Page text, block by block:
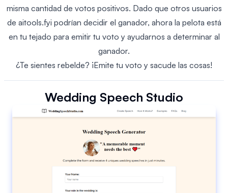
misma cantidad de votos positivos. Dado que otros usuarios
de aitools.fyi podrían decidir el ganador, ahora la pelota está
en tu tejado para emitir tu voto y ayudarnos a determinar al
ganador.
¿Te sientes rebelde? ¡Emite tu voto y sacude las cosas!
Wedding Speech Studio